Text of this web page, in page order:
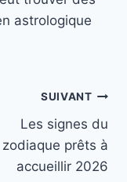
astrologique
SUIVANT
Les signes du
zodiaque prêts à
accueillir 2026